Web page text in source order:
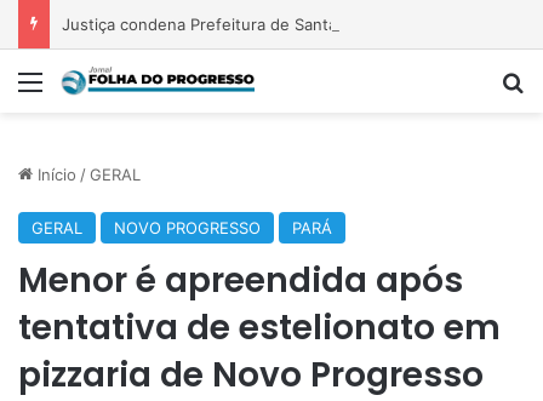
Menu
Início /GERAL
GERAL NOVO PROGRESSO PARÁ
Menor é apreendida após
tentativa de estelionato em
pizzaria de Novo Progresso